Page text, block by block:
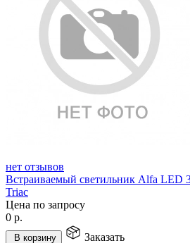
нет отзывов
Встраиваемый светильник Alfa LED
Triac
Цена по запросу
0 р.
В корзину
Заказать